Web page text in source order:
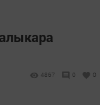
4867 0 0